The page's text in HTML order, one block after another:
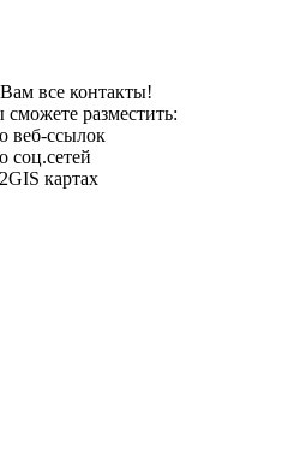
все контакты!
разместить:
веб-ссылок
соц.сетей
картах